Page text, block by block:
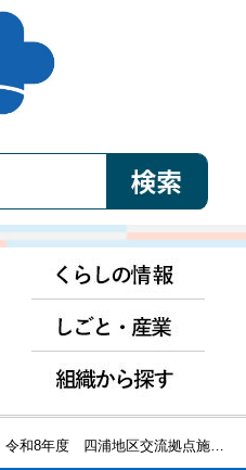
和8年度 四浦地区交流拠点施設整備工事